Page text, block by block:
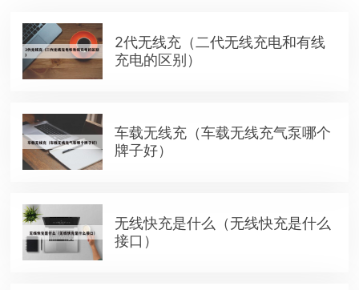
2代无线充（二代无线充电和有线
充电的区别）
车载无线充（车载无线充气泵哪个
牌子好）
无线快充是什么（无线快充是什么
接口）